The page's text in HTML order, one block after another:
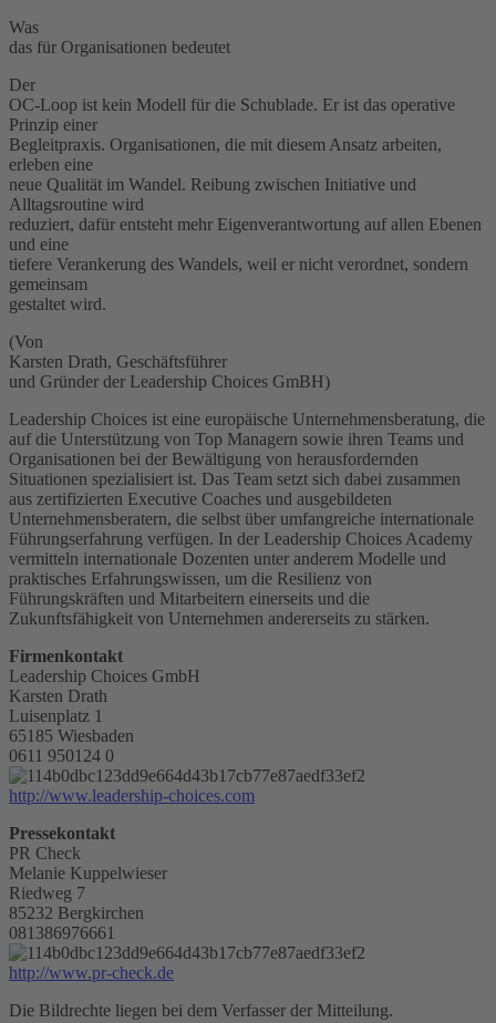
Was
das für Organisationen bedeutet
Der
OC-Loop ist kein Modell für die Schublade. Er ist das operative
Prinzip einer
Begleitpraxis. Organisationen, die mit diesem Ansatz arbeiten,
erleben eine
neue Qualität im Wandel. Reibung zwischen Initiative und
Alltagsroutine wird
reduziert, dafür entsteht mehr Eigenverantwortung auf allen Ebenen
und eine
tiefere Verankerung des Wandels, weil er nicht verordnet, sondern
gemeinsam
gestaltet wird.
(Von
Karsten Drath, Geschäftsführer
und Gründer der Leadership Choices GmBH)
Leadership Choices ist eine europäische Unternehmensberatung, die
auf die Unterstützung von Top Managern sowie ihren Teams und
Organisationen bei der Bewältigung von herausfordernden
Situationen spezialisiert ist. Das Team setzt sich dabei zusammen
aus zertifizierten Executive Coaches und ausgebildeten
Unternehmensberatern, die selbst über umfangreiche internationale
Führungserfahrung verfügen. In der Leadership Choices Academy
vermitteln internationale Dozenten unter anderem Modelle und
praktisches Erfahrungswissen, um die Resilienz von
Führungskräften und Mitarbeitern einerseits und die
Zukunftsfähigkeit von Unternehmen andererseits zu stärken.
Firmenkontakt
Leadership Choices GmbH
Karsten Drath
Luisenplatz 1
65185 Wiesbaden
0611 950124 0
http://www.leadership-choices.com
Pressekontakt
PR Check
Melanie Kuppelwieser
Riedweg 7
85232 Bergkirchen
081386976661
http://www.pr-check.de
Die Bildrechte liegen bei dem Verfasser der Mitteilung.